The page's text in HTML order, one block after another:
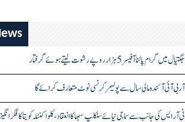
جگتیال میں گرام پالنا آفیسر 5 ہزار روپے رشوت لیتے ہوئے گرفتار
آر بی آئی آئندہ مالی سال سے پولیمر کرنسی نوٹ متعارف کرائے گا
ٹی آر ایس کی جانب سے سماجی نیائے سنکلپ سبھا کا انعقاد، کلواکنٹلہ کویتا کا فکر